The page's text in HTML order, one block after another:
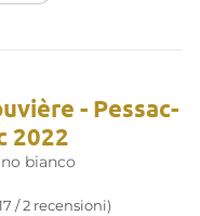
- Pessac-
2022
bianco
/ 2 recensioni)